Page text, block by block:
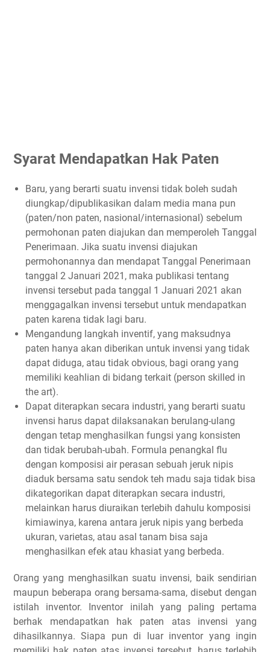
Syarat Mendapatkan Hak Paten
Baru, yang berarti suatu invensi tidak boleh sudah
diungkap/dipublikasikan dalam media mana pun
(paten/non paten, nasional/internasional) sebelum
permohonan paten diajukan dan memperoleh Tanggal
Penerimaan. Jika suatu invensi diajukan
permohonannya dan mendapat Tanggal Penerimaan
tanggal 2 Januari 2021, maka publikasi tentang
invensi tersebut pada tanggal 1 Januari 2021 akan
menggagalkan invensi tersebut untuk mendapatkan
paten karena tidak lagi baru.
Mengandung langkah inventif, yang maksudnya
paten hanya akan diberikan untuk invensi yang tidak
dapat diduga, atau tidak obvious, bagi orang yang
memiliki keahlian di bidang terkait (person skilled in
the art).
Dapat diterapkan secara industri, yang berarti suatu
invensi harus dapat dilaksanakan berulang-ulang
dengan tetap menghasilkan fungsi yang konsisten
dan tidak berubah-ubah. Formula penangkal flu
dengan komposisi air perasan sebuah jeruk nipis
diaduk bersama satu sendok teh madu saja tidak bisa
dikategorikan dapat diterapkan secara industri,
melainkan harus diuraikan terlebih dahulu komposisi
kimiawinya, karena antara jeruk nipis yang berbeda
ukuran, varietas, atau asal tanam bisa saja
menghasilkan efek atau khasiat yang berbeda.
Orang yang menghasilkan suatu invensi, baik sendirian
maupun beberapa orang bersama-sama, disebut dengan
istilah inventor. Inventor inilah yang paling pertama
berhak mendapatkan hak paten atas invensi yang
dihasilkannya. Siapa pun di luar inventor yang ingin